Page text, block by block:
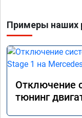
Примеры наших
Отключение
тюнинг